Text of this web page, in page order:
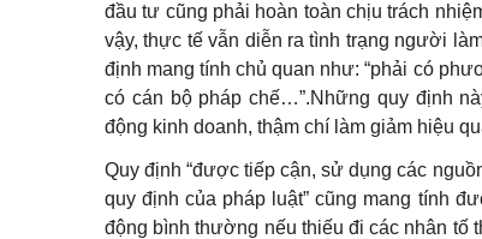
đầu tư cũng phải hoàn toàn chịu trách
vậy, thực tế vẫn diễn ra tình trạng người
định mang tính chủ quan như: “phải có
có cán bộ pháp chế…”.Những quy định
động kinh doanh, thậm chí làm giảm hiệu
Quy định “được tiếp cận, sử dụng các
quy định của pháp luật” cũng mang tính
động bình thường nếu thiếu đi các nhân tố